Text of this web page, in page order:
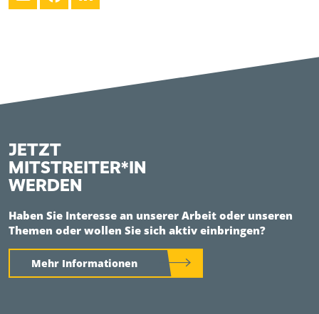
JETZT
MITSTREITER*IN
WERDEN
Haben Sie Interesse an unserer Arbeit oder unseren
Themen oder wollen Sie sich aktiv einbringen?
Mehr Informationen